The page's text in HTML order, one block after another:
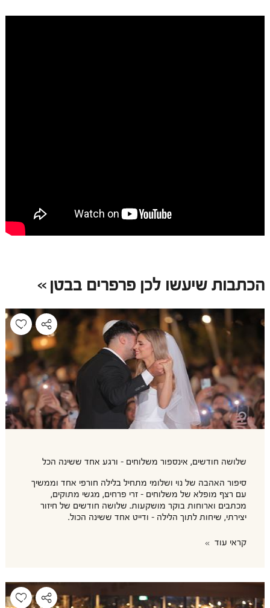
הכתבות שיעשו לכן פרפרים בבטן
שלושה חודשים, אינספור משלוחים - ורגע אחד ששינה הכל
סיפור האהבה של נוי ושלומי מתחיל בלילה חורפי אחד וממשיך
עם רצף מופלא של משלוחים - זרי פרחים, מגשי מתוקים,
מכתבים וארוחות בוקר מושקעות. שלושה חודשים של חיזור
יצירתי, שיחות לתוך הלילה - ודייט אחד ששינה הכול.
קראי עוד